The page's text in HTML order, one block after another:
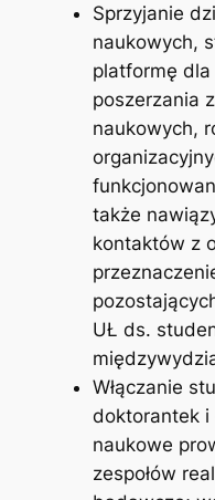
Sprzyjanie
naukowych,
platformę
poszerzania
naukowych,
także
kontaktów z
UŁ ds.
Włączanie
doktorantek
naukowe
zespołów